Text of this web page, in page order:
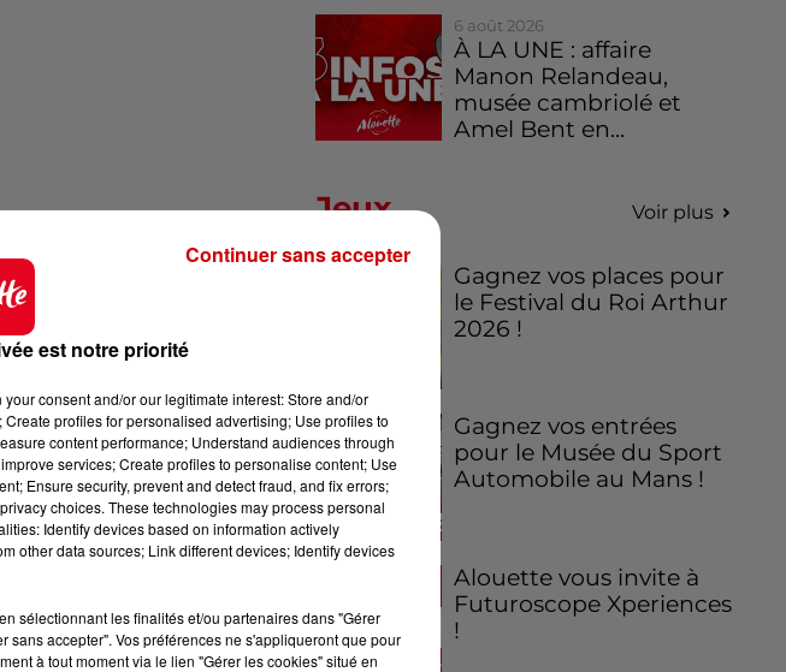
6 août 2026
À LA UNE : affaire
Manon Relandeau,
musée cambriolé et
Amel Bent en...
Jeux Voir plus
Gagnez vos places pour
le Festival du Roi Arthur
2026 !
Gagnez vos entrées
pour le Musée du Sport
Automobile au Mans !
Alouette vous invite à
Futuroscope Xperiences
!
est notre priorité
consent and/or our legitimate interest: Store and/or
profiles for personalised advertising; Use profiles to
content performance; Understand audiences through
services; Create profiles to personalise content; Use
Ensure security, prevent and detect fraud, and fix errors;
choices. These technologies may process personal
Identify devices based on information actively
other data sources; Link different devices; Identify devices
sélectionnant les finalités et/ou partenaires dans "Gérer
accepter". Vos préférences ne s'appliqueront que pour
à tout moment via le lien "Gérer les cookies" situé en
Continuer sans accepter